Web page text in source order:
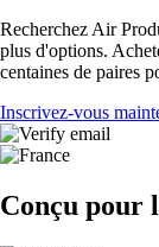
Recherchez Air
plus d'options.
centaines de paires
Inscrivez-vous
Conçu pour